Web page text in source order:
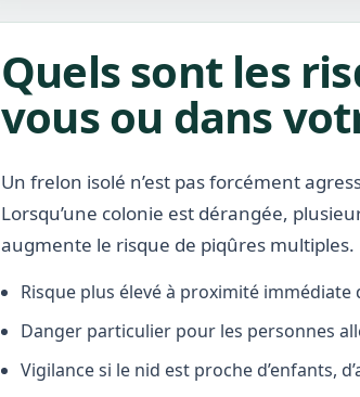
Quels sont les
vous ou dans
Un frelon isolé n’est pas forcément
Lorsqu’une colonie est dérangée,
augmente le risque de piqûres multiples.
Risque plus élevé à proximité immédiate
Danger particulier pour les personnes
Vigilance si le nid est proche d’enfants,